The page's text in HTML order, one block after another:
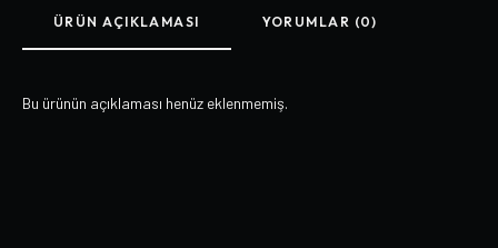
ÜRÜN AÇIKLAMASI YORUMLAR (0)
Bu ürünün açıklaması henüz eklenmemiş.